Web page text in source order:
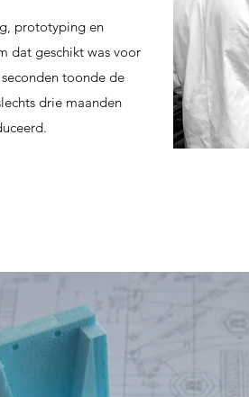
prototyping en
dat geschikt was voor
toonde de
drie maanden